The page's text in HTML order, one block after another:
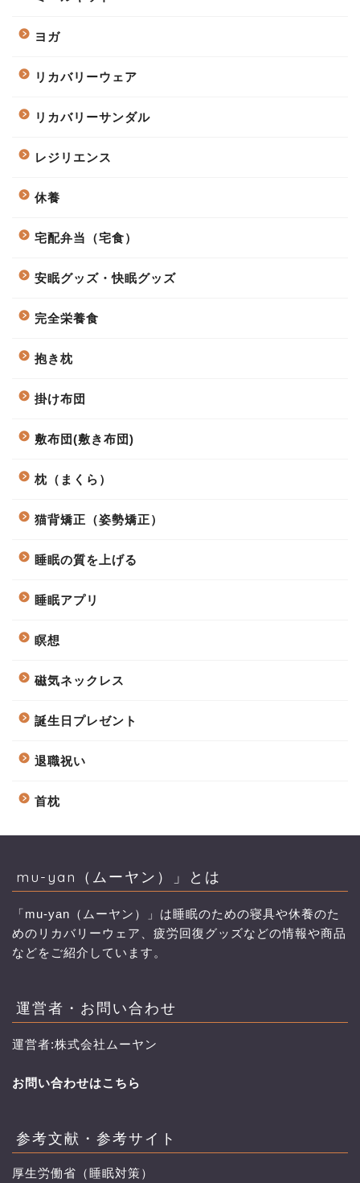
ヨガ
リカバリーウェア
リカバリーサンダル
レジリエンス
休養
宅配弁当（宅食）
安眠グッズ・快眠グッズ
完全栄養食
抱き枕
掛け布団
敷布団(敷き布団)
枕（まくら）
猫背矯正（姿勢矯正）
睡眠の質を上げる
睡眠アプリ
瞑想
磁気ネックレス
誕生日プレゼント
退職祝い
首枕
mu-yan（ムーヤン）」とは
「mu-yan（ムーヤン）」は睡眠のための寝具や休養のた
めのリカバリーウェア、疲労回復グッズなどの情報や商品
などをご紹介しています。
運営者・お問い合わせ
運営者:株式会社ムーヤン
お問い合わせはこちら
参考文献・参考サイト
厚生労働省（睡眠対策）